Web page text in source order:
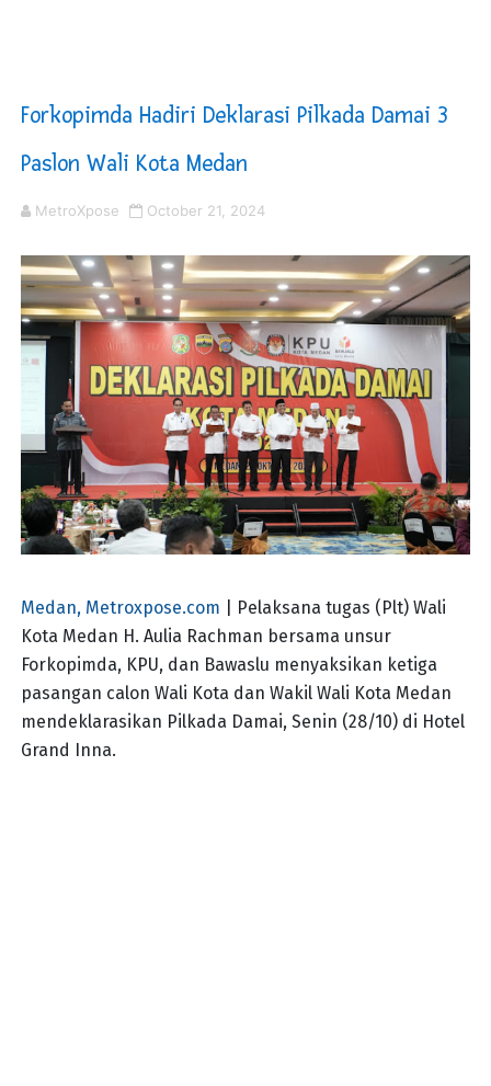
Optimalkan Efisiensi Anggaran, Bupati Taput JTP
PT ASDP Cabang Ambon Siap Dukung Program Bank
Saadiah Uluputty Buka Pekan Olahraga HUT ke-81 RI
Forkopimda Hadiri Deklarasi Pilkada Damai 3
Paslon Wali Kota Medan
MetroXpose October 21, 2024
Medan, Metroxpose.com | Pelaksana tugas (Plt) Wali
Kota Medan H. Aulia Rachman bersama unsur
Forkopimda, KPU, dan Bawaslu menyaksikan ketiga
pasangan calon Wali Kota dan Wakil Wali Kota Medan
mendeklarasikan Pilkada Damai, Senin (28/10) di Hotel
Grand Inna.